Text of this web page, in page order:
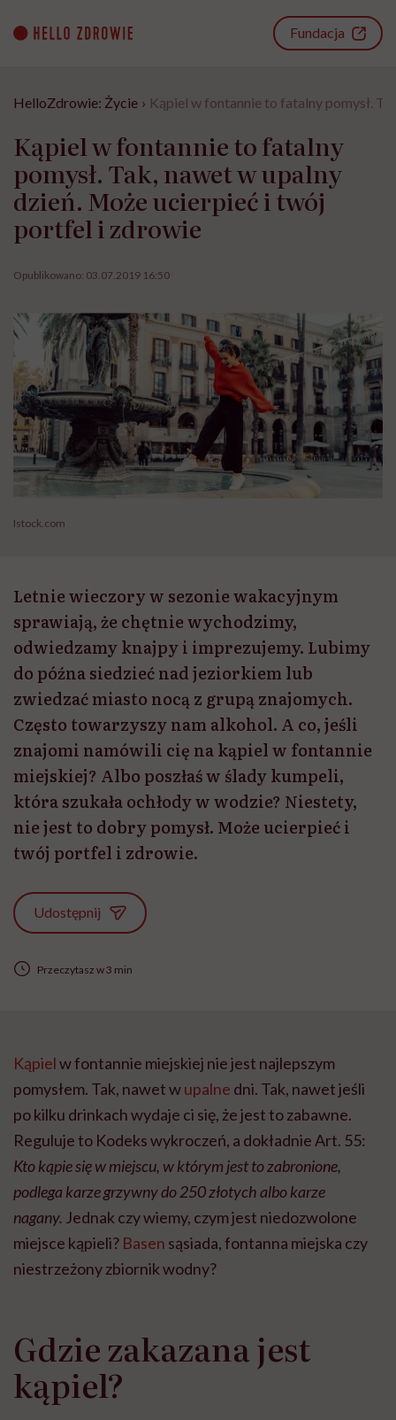
content
Fundacja
HelloZdrowie: Życie › Kąpiel w fontannie to fatalny pomysł.
Kąpiel w fontannie to fatalny
pomysł. Tak, nawet w upalny
dzień. Może ucierpieć i twój
portfel i zdrowie
Opublikowano: 03.07.2019 16:50
Istock.com
Letnie wieczory w sezonie wakacyjnym
sprawiają, że chętnie wychodzimy,
odwiedzamy knajpy i imprezujemy. Lubimy
do późna siedzieć nad jeziorkiem lub
zwiedzać miasto nocą z grupą znajomych.
Często towarzyszy nam alkohol. A co, jeśli
znajomi namówili cię na kąpiel w fontannie
miejskiej? Albo poszłaś w ślady kumpeli,
która szukała ochłody w wodzie? Niestety,
nie jest to dobry pomysł. Może ucierpieć i
twój portfel i zdrowie.
Udostępnij
Przeczytasz w 3 min
Kąpielw fontannie miejskiej nie jest najlepszym
pomysłem. Tak, nawet wupalne dni. Tak, nawet jeśli
po kilku drinkach wydaje ci się, że jest to zabawne.
Reguluje to Kodeks wykroczeń, a dokładnie Art. 55:
Kto kąpie się w miejscu, w którym jest to zabronione,
podlega karze grzywny do 250 złotych albo karze
nagany. Jednak czy wiemy, czym jest niedozwolone
miejsce kąpieli? Basen sąsiada, fontanna miejska czy
niestrzeżony zbiornik wodny?
Gdzie zakazana jest
kąpiel?